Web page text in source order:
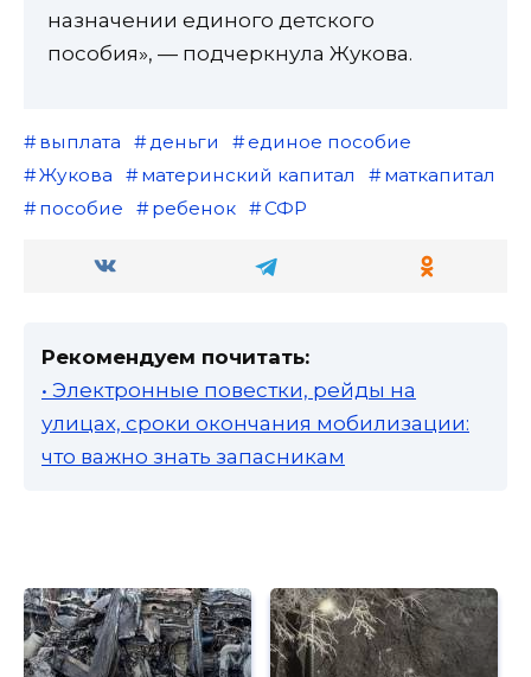
назначении единого детского
пособия», — подчеркнула Жукова.
выплата деньги
единое пособие
Жукова
материнский капитал
маткапитал
пособие
ребенок СФР
Рекомендуем почитать:
• Электронные повестки, рейды на
улицах, сроки окончания мобилизации:
что важно знать запасникам